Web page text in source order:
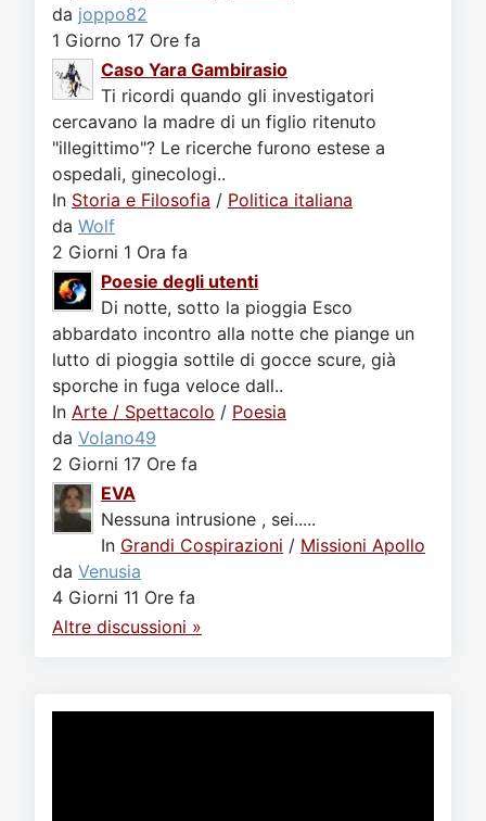
da joppo82
1 Giorno 17 Ore fa
Caso Yara Gambirasio
Ti ricordi quando gli investigatori
cercavano la madre di un figlio ritenuto
"illegittimo"? Le ricerche furono estese a
ospedali, ginecologi..
In Storia e Filosofia / Politica italiana
da Wolf
2 Giorni 1 Ora fa
Poesie degli utenti
Di notte, sotto la pioggia Esco
abbardato incontro alla notte che piange un
lutto di pioggia sottile di gocce scure, già
sporche in fuga veloce dall..
In Arte / Spettacolo / Poesia
da Volano49
2 Giorni 17 Ore fa
EVA
Nessuna intrusione , sei.....
In Grandi Cospirazioni / Missioni Apollo
da Venusia
4 Giorni 11 Ore fa
Altre discussioni »